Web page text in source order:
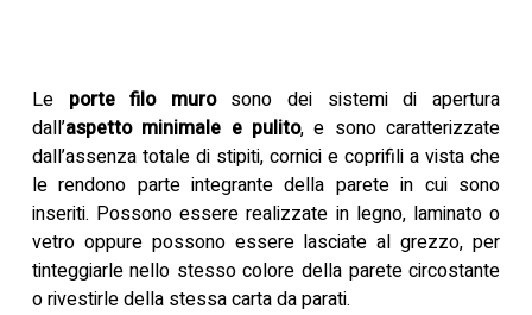
Le porte filo murosono dei sistemi di apertura
dall’aspetto minimale e pulito, e sono caratterizzate
dall’assenza totale di stipiti, cornici e coprifili a vista che
le rendono parte integrante della parete in cui sono
inseriti. Possono essere realizzate in legno, laminato o
vetro oppure possono essere lasciate al grezzo, per
tinteggiarle nello stesso colore della parete circostante
o rivestirle della stessa carta da parati.